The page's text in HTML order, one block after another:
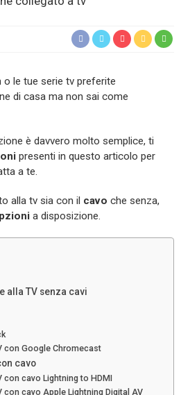
o le tue serie tv preferite
di casa ma non sai come
è davvero molto semplice, ti
presenti in questo articolo per
a te.
alla tv sia con il cavo che senza,
a disposizione.
alla TV senza cavi
con Google Chromecast
cavo
con cavo Lightning to HDMI
con cavo Apple Lightning Digital AV